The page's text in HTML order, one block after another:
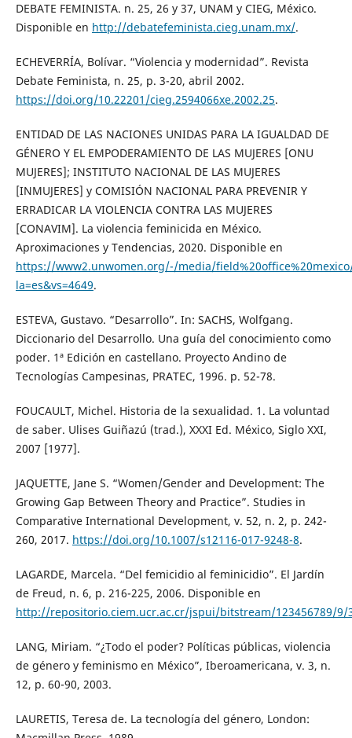
DEBATE FEMINISTA. n. 25, 26 y 37, UNAM y CIEG, México.
Disponible en http://debatefeminista.cieg.unam.mx/.
ECHEVERRÍA, Bolívar. “Violencia y modernidad”. Revista
Debate Feminista, n. 25, p. 3-20, abril 2002.
https://doi.org/10.22201/cieg.2594066xe.2002.25.
ENTIDAD DE LAS NACIONES UNIDAS PARA LA IGUALDAD DE
GÉNERO Y EL EMPODERAMIENTO DE LAS MUJERES [ONU
MUJERES]; INSTITUTO NACIONAL DE LAS MUJERES
[INMUJERES] y COMISIÓN NACIONAL PARA PREVENIR Y
ERRADICAR LA VIOLENCIA CONTRA LAS MUJERES
[CONAVIM]. La violencia feminicida en México.
Aproximaciones y Tendencias, 2020. Disponible en
https://www2.unwomen.org/-/media/
la=es&vs=4649.
ESTEVA, Gustavo. “Desarrollo”. In: SACHS, Wolfgang.
Diccionario del Desarrollo. Una guía del conocimiento como
poder. 1ª Edición en castellano. Proyecto Andino de
Tecnologías Campesinas, PRATEC, 1996. p. 52-78.
FOUCAULT, Michel. Historia de la sexualidad. 1. La voluntad
de saber. Ulises Guiñazú (trad.), XXXI Ed. México, Siglo XXI,
2007 [1977].
JAQUETTE, Jane S. “Women/Gender and Development: The
Growing Gap Between Theory and Practice”. Studies in
Comparative International Development, v. 52, n. 2, p. 242-
260, 2017. https://doi.org/10.1007/s12116-017-9248-8.
LAGARDE, Marcela. “Del femicidio al feminicidio”. El Jardín
de Freud, n. 6, p. 216-225, 2006. Disponible en
http://repositorio.ciem.ucr.ac.cr/jspui/bitstream/123456789/9/
LANG, Miriam. “¿Todo el poder? Políticas públicas, violencia
de género y feminismo en México”, Iberoamericana, v. 3, n.
12, p. 60-90, 2003.
LAURETIS, Teresa de. La tecnología del género, London: